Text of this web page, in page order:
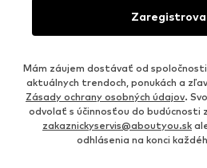
Mám záujem dostávať od
aktuálnych trendoch, ponukách a
Zásady ochrany osobných údajov.
odvolať s účinnosťou do budúcnosti
zakaznickyservis@aboutyou.sk
odhlásenia na konci